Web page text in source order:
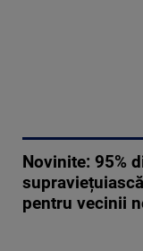
Novinite: 95%
pentru vecinii